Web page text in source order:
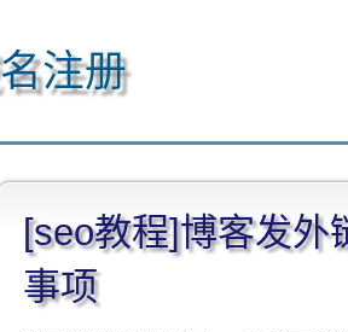
注册
[seo教程]博客发外
事项